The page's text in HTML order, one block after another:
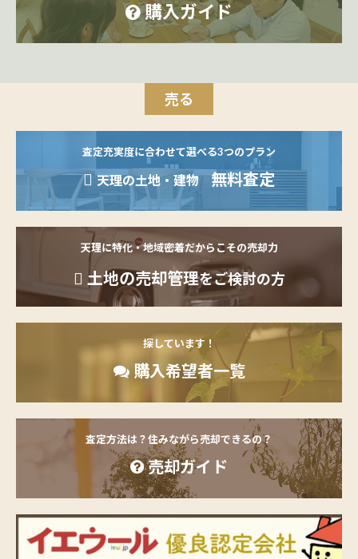
購入ガイド
売る
査定充実度に合わせて選べる3つのプラン
天理の土地・建物 無料査定
天理に特化・地域密着だからこその売却力
土地の売却管理をご検討の方
探しています！
購入希望者一覧
査定方法は？住みながら売却できるの？
売却ガイド